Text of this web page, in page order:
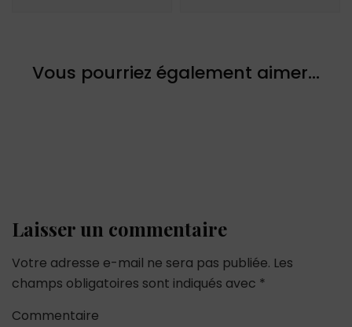
Vous pourriez également aimer...
Laisser un commentaire
Votre adresse e-mail ne sera pas publiée. Les
champs obligatoires sont indiqués avec *
Commentaire